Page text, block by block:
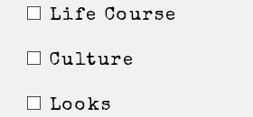
Life Course
Culture
Looks